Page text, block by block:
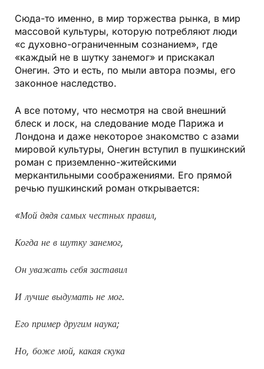
Сюда-то именно, в мир торжества рынка, в мир
массовой культуры, которую потребляют люди
«с духовно-ограниченным сознанием», где
«каждый не в шутку занемог» и прискакал
Онегин. Это и есть, по мыли автора поэмы, его
законное наследство.
А все потому, что несмотря на свой внешний
блеск и лоск, на следование моде Парижа и
Лондона и даже некоторое знакомство с азами
мировой культуры, Онегин вступил в пушкинский
роман с приземленно-житейскими
меркантильными соображениями. Его прямой
речью пушкинский роман открывается:
«Мой дядя самых честных правил,
Когда не в шутку занемог,
Он уважать себя заставил
И лучше выдумать не мог.
Его пример другим наука;
Но, боже мой, какая скука